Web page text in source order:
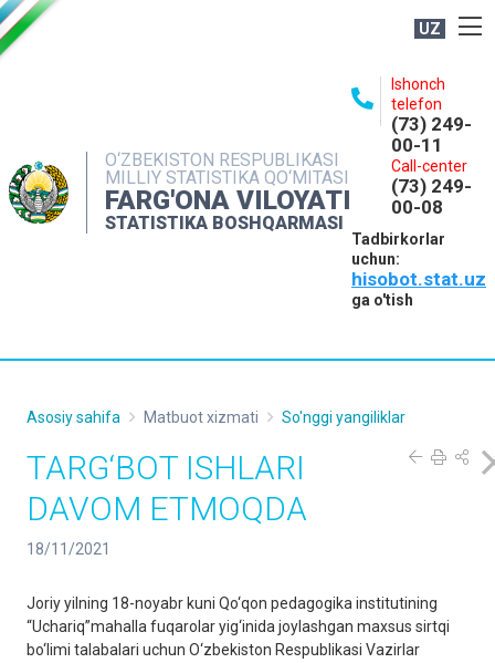
UZ
O‘ZBEKISTON RESPUBLIKASI
MILLIY STATISTIKA QO‘MITASI
FARG'ONA VILOYATI
STATISTIKA BOSHQARMASI
Ishonch
telefon
(73) 249-
00-11
Call-center
(73) 249-
00-08
Tadbirkorlar
uchun:
hisobot.stat.uz
ga o'tish
NASHRLAR
INTERAKTIV XIZMATLAR
MATBUOT XIZMATI
Asosiy sahifa Matbuot xizmati So'nggi yangiliklar
TARG‘BOT ISHLARI
DAVOM ETMOQDA
18/11/2021
Joriy yilning 18-noyabr kuni Qo‘qon pedagogika institutining
“Uchariq”mahalla fuqarolar yig‘inida joylashgan maxsus sirtqi
bo‘limi talabalari uchun O‘zbekiston Respublikasi Vazirlar